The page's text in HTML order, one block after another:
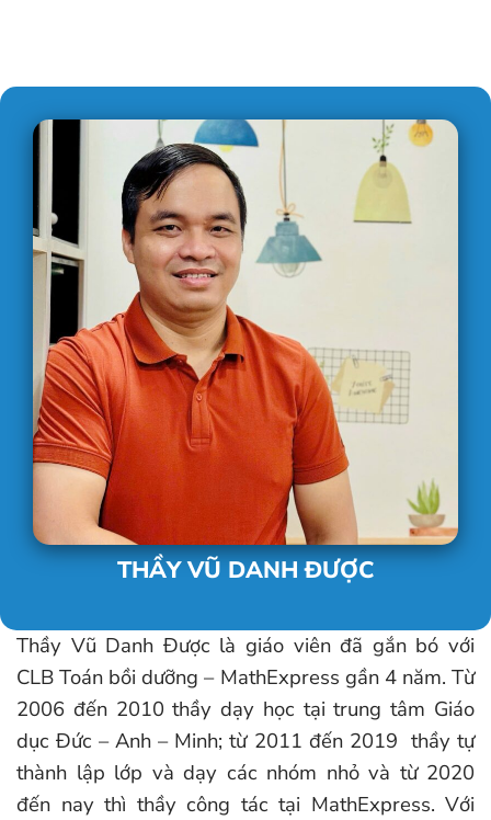
THẦY VŨ DANH ĐƯỢC
Thầy Vũ Danh Được là giáo viên đã gắn bó với
CLB Toán bồi dưỡng – MathExpress gần 4 năm. Từ
2006 đến 2010 thầy dạy học tại trung tâm Giáo
dục Đức – Anh – Minh; từ 2011 đến 2019 thầy tự
thành lập lớp và dạy các nhóm nhỏ và từ 2020
đến nay thì thầy công tác tại MathExpress. Với